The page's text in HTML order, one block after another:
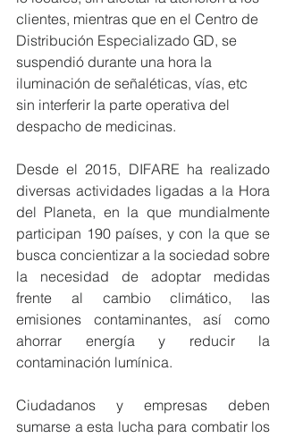
clientes, mientras que en el Centro de
Distribución Especializado GD, se
suspendió durante una hora la
iluminación de señaléticas, vías, etc
sin interferir la parte operativa del
despacho de medicinas.
Desde el 2015, DIFARE ha realizado
diversas actividades ligadas a la Hora
del Planeta, en la que mundialmente
participan 190 países, y con la que se
busca concientizar a la sociedad sobre
la necesidad de adoptar medidas
frente al cambio climático, las
emisiones contaminantes, así como
ahorrar energía y reducir la
contaminación lumínica.
Ciudadanos y empresas deben
sumarse a esta lucha para combatir los